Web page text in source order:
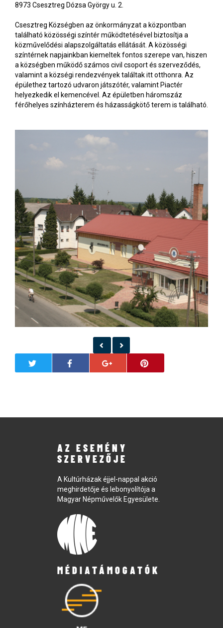
8973 Csesztreg Dózsa György u. 2.
Csesztreg Községben az önkormányzat a központban
található közösségi színtér működtetésével biztosítja a
közművelődési alapszolgáltatás ellátását. A közösségi
színtérnek napjainkban kiemeltek fontos szerepe van, hiszen
a községben működő számos civil csoport és szerveződés,
valamint a községi rendezvények találtak itt otthonra. Az
épülethez tartozó udvaron játszótér, valamint Piactér
helyezkedik el kemencével. Az épületben háromszáz
férőhelyes színházterem és házasságkötő terem is található.
AZ ESEMÉNY
SZERVEZŐJE
A Kultúrházak éjjel-nappal akció
meghirdetője és lebonyolítója a
Magyar Népművelők Egyesülete.
MÉDIATÁMOGATÓK